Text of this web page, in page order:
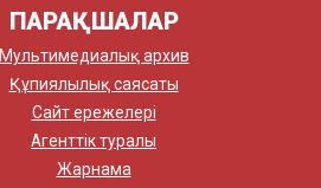
ПАРАҚШАЛАР
Мультимедиалық архив
Құпиялылық саясаты
Сайт ережелері
Агенттік туралы
Жарнама